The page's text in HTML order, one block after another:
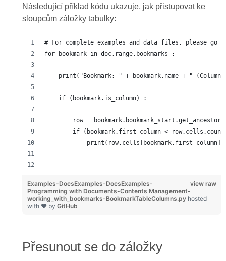
Následující příklad kódu ukazuje, jak přistupovat ke
sloupcům záložky tabulky:
# For complete examples and data files, please go
for bookmark in doc.range.bookmarks :
print("Bookmark: " + bookmark.name + "
    if (bookmark.is_column) :
row =
if (bookmark.first_column <
view raw
Examples-DocsExamples-DocsExamples-
Programming with Documents-Contents Management-
working_with_bookmarks-BookmarkTableColumns.py hosted
with ❤ by GitHub
Přesunout se do záložky